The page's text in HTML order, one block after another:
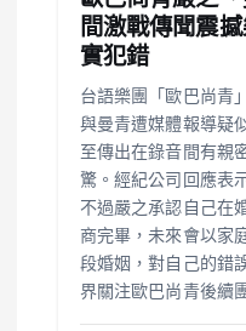
間激戰傳聞震
實犯錯
台語樂團「歐巴尚青
與曼青遭媒體報導疑
至傳出在錄音間有親
驚。經紀公司回應表
不過嚴之承認自己在
商完畢，未來會以家
段婚姻，對自己的錯
界關注歐巴尚青後續